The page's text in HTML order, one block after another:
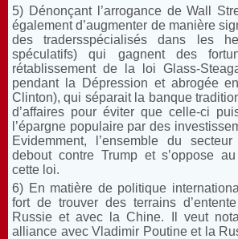
5) Dénonçant l’arrogance de Wall
également d’augmenter de manière
des tradersspécialisés dans les
spéculatifs) qui gagnent des
rétablissement de la loi Glass-
pendant la Dépression et abrogée
Clinton), qui séparait la banque
d’affaires pour éviter que celle-ci
l’épargne populaire par des
Evidemment, l’ensemble du
debout contre Trump et s’oppose
cette loi.
6) En matière de politique
fort de trouver des terrains
Russie et avec la Chine. Il veut
alliance avec Vladimir Poutine et la